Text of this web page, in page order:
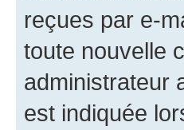
reçues par e-
toute nouvelle
administrateur
est indiquée